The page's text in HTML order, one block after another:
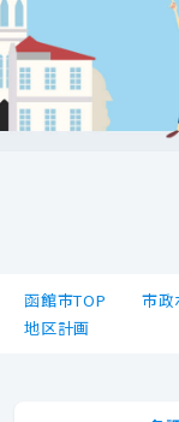
函館市TOP 市政
地区計画